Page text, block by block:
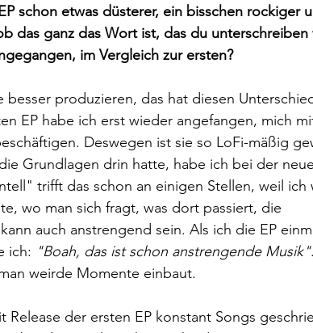
schon etwas düsterer, ein bisschen rockiger
das ganz das Wort ist, das du unterschreiben
im Vergleich zur ersten?
besser produzieren, das hat diesen
EP habe ich erst wieder angefangen, mich
Deswegen ist sie so LoFi-mäßig
Grundlagen drin hatte, habe ich bei der
trifft das schon an einigen Stellen, weil ich
wo man sich fragt, was dort passiert, die
auch anstrengend sein. Als ich die EP
ich: "Boah, das ist schon anstrengende Musik"
weirde Momente einbaut.
Release der ersten EP konstant Songs